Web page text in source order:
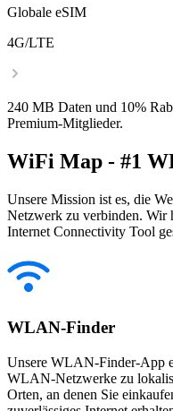
Globale eSIM
4G/LTE
240 MB Daten und 10%
Premium-Mitglieder.
WiFi Map - #1
Unsere Mission ist es, die
Netzwerk zu verbinden. Wir
Internet Connectivity Tool
WLAN-Finder
Unsere WLAN-Finder-App
WLAN-Netzwerke zu
Orten, an denen Sie